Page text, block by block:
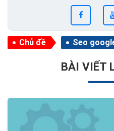
Chủ đề Seo
BÀI VIẾT